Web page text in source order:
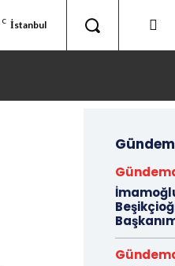
C İstanbul